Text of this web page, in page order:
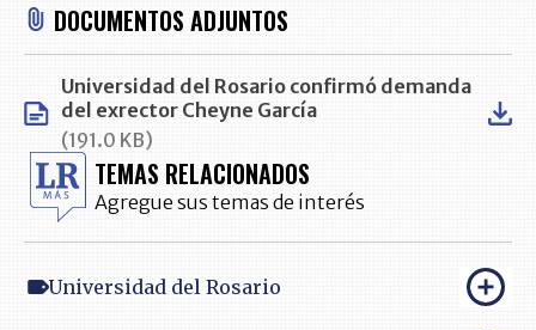
DOCUMENTOS ADJUNTOS
Universidad del Rosario confirmó demanda
del exrector Cheyne García
(191.0 KB)
TEMAS RELACIONADOS
Agregue sus temas de interés
Universidad del Rosario